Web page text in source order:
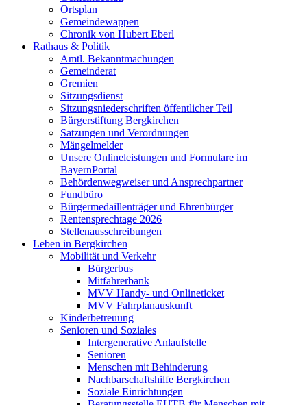
Ortsplan
Gemeindewappen
Chronik von Hubert Eberl
Rathaus & Politik
Amtl. Bekanntmachungen
Gemeinderat
Gremien
Sitzungsdienst
Sitzungsniederschriften öffentlicher Teil
Bürgerstiftung Bergkirchen
Satzungen und Verordnungen
Mängelmelder
Unsere Onlineleistungen und Formulare im
BayernPortal
Behördenwegweiser und Ansprechpartner
Fundbüro
Bürgermedaillenträger und Ehrenbürger
Rentensprechtage 2026
Stellenausschreibungen
Leben in Bergkirchen
Mobilität und Verkehr
Bürgerbus
Mitfahrerbank
MVV Handy- und Onlineticket
MVV Fahrplanauskunft
Kinderbetreuung
Senioren und Soziales
Intergenerative Anlaufstelle
Senioren
Menschen mit Behinderung
Nachbarschaftshilfe Bergkirchen
Soziale Einrichtungen